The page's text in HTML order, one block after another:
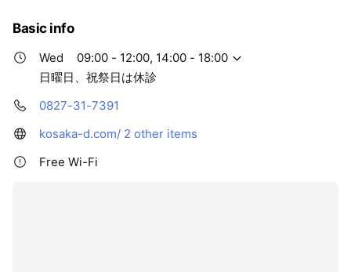
Basic info
Wed
09:00 - 12:00, 14:00 - 18:00
日曜日、祝祭日は休診
0827-31-7391
kosaka-d.com/ 2 other items
Free Wi-Fi